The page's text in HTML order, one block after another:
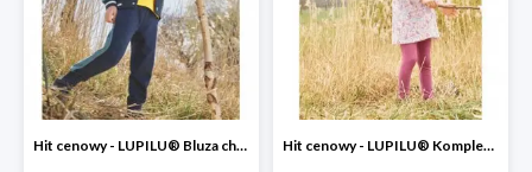
Hit cenowy - LUPILU® Bluza chłopięca w stylu college Hit cenowy - LUPILU® Komplet dziewczęcy (sukienka + legginsy)